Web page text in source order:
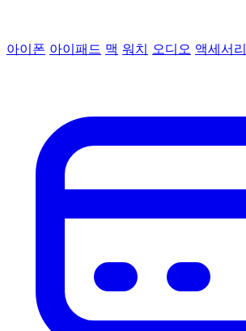
아이폰 아이패드 맥 워치 오디오 액세서리